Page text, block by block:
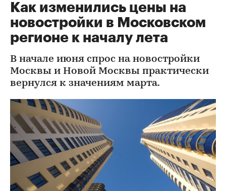
Как изменились цены на
новостройки в Московском
регионе к началу лета
В начале июня спрос на новостройки
Москвы и Новой Москвы практически
вернулся к значениям марта.